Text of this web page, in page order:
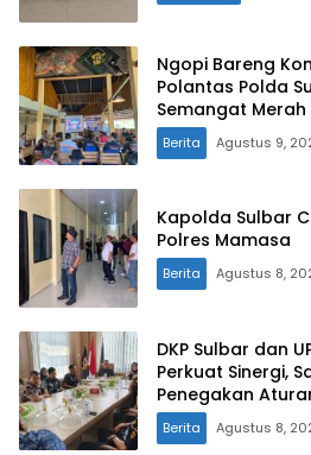
Ngopi Bareng
Polantas Polda
Semangat
Berita Agustus 9,
Kapolda Sulbar
Berita Agustus 8,
DKP Sulbar dan
Perkuat Sinergi,
Penegakan
Laut
Berita Agustus 8,